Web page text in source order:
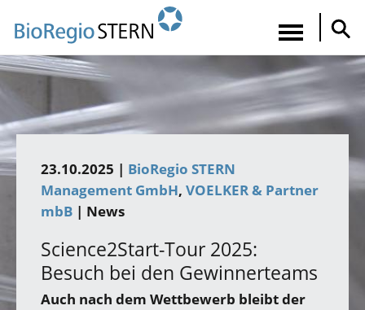
zum
Inhalt
23.10.2025 | BioRegio STERN
Management GmbH VOELKER & Partner
mbB | News
Science2Start-Tour 2025:
Besuch bei den Gewinnerteams
Auch nach dem Wettbewerb bleibt der